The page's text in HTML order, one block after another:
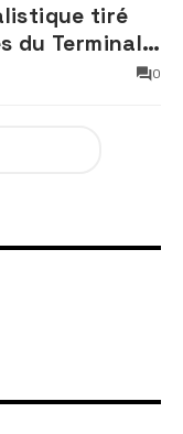
tiré
du Terminal
0